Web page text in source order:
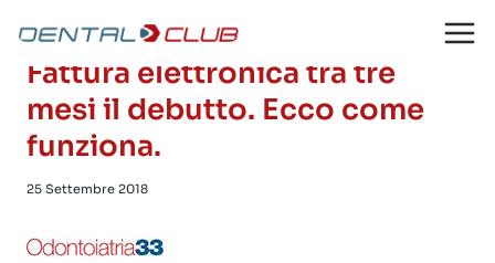
contenuto
Fattura elettronica tra tre
mesi il debutto. Ecco come
funziona.
25 Settembre 2018